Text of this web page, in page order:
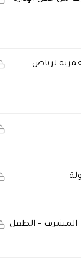
لرياض
-المشرف – الطفل
ممتعة